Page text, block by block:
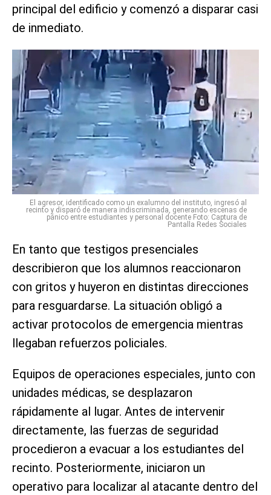
principal del edificio y comenzó a disparar casi
de inmediato.
El agresor, identificado como un exalumno del instituto, ingresó al
recinto y disparó de manera indiscriminada, generando escenas de
pánico entre estudiantes y personal docente Foto: Captura de
Pantalla Redes Sociales
En tanto que testigos presenciales
describieron que los alumnos reaccionaron
con gritos y huyeron en distintas direcciones
para resguardarse. La situación obligó a
activar protocolos de emergencia mientras
llegaban refuerzos policiales.
Equipos de operaciones especiales, junto con
unidades médicas, se desplazaron
rápidamente al lugar. Antes de intervenir
directamente, las fuerzas de seguridad
procedieron a evacuar a los estudiantes del
recinto. Posteriormente, iniciaron un
operativo para localizar al atacante dentro del